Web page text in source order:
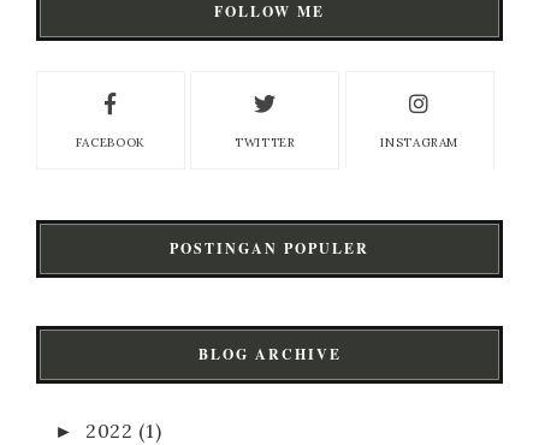
FOLLOW ME
FACEBOOK TWITTER INSTAGRAM
POSTINGAN POPULER
BLOG ARCHIVE
► 2022 (1)